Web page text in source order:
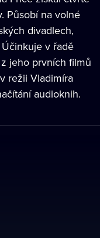
Působí na volné
divadlech,
v řadě
jeho prvních filmů
režii Vladimíra
audioknih.